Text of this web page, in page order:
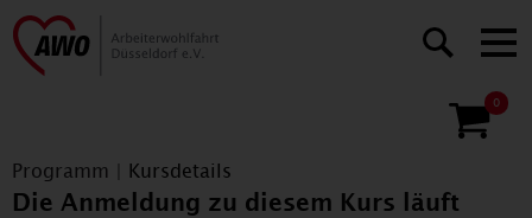
0
Programm Kursdetails
Die Anmeldung zu diesem Kurs läuft